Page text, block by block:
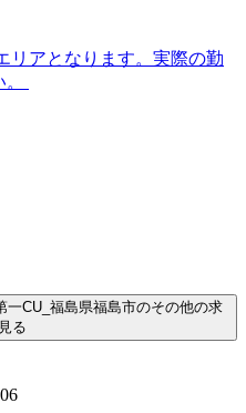
アとなります。実際の勤
CU_福島県福島市のその他の求
る